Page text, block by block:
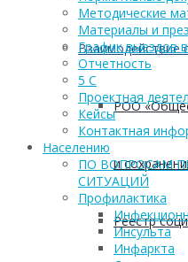
Взаимодействие
РОО
и
Реестр
Методические
Материалы и
График выездов
Отчетность
5 С
Проектная
Кейсы
Контактная
Населению
ПО ВОПРОСАМ
СИТУАЦИЙ
Профилактика
Инсульта
Инфаркта